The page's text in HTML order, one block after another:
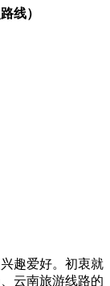
线）
趣爱好。初衷就
云南旅游线路的